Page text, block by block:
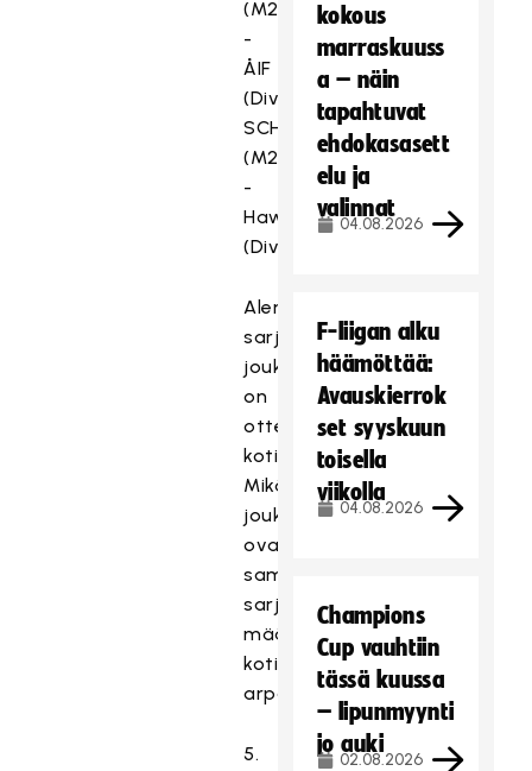
(M2D)
-
ÅIF
(Divari)
SCH
(M2D)
-
Hawks
(Divari)
Alemman
sarjatason
joukkueella
on
ottelupareissa
kotietu.
Mikäli
joukkueet
ovat
samalta
sarjatasolta,
määritteli
kotiedun
arpa.
5.
kokous
marraskuuss
a – näin
tapahtuvat
ehdokasasett
elu ja
valinnat
04.08.2026
F-liigan alku
häämöttää:
Avauskierrok
set syyskuun
toisella
viikolla
04.08.2026
Champions
Cup vauhtiin
tässä kuussa
– lipunmyynti
jo auki
02.08.2026